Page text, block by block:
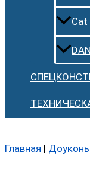
Cat
Главная |